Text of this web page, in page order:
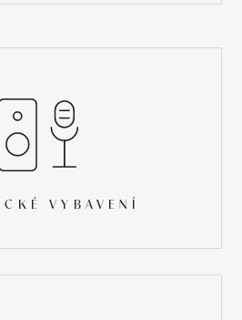
VYBAVENÍ